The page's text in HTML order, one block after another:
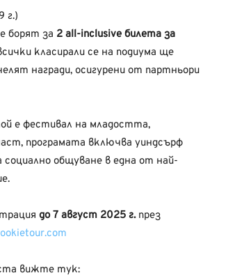
г.)
борят за 2 all-inclusive билета за
класирали се на подиума ще
награди, осигурени от партньори
е фестивал на младостта,
програмата включва уиндсърф
общуване в една от най-
до 7 август 2025 г.през
вижте тук: